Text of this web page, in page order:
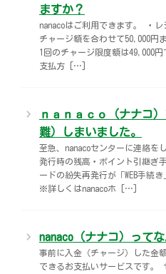
ますか？
nanacoはご利用できます。 ・
チャージ額を合わせて50,000円
1回のチャージ限度額は49,000
支払方 […]
ｎａｎａｃｏ（ナナコ
難）しまいました。
至急、nanacoセンターに連絡を
発行時の残高・ポイント引継ぎ
ードの紛失再発行が「WEB手続
※詳しくはnanacoホ […]
nanaco（ナナコ）って
事前に入金（チャージ）した金
できるお支払いサービスです。